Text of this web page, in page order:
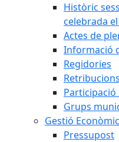
Històric
celebrada
Actes de
Informació
Regidories
Retribucions
Participació
Grups
Gestió
Pressupost